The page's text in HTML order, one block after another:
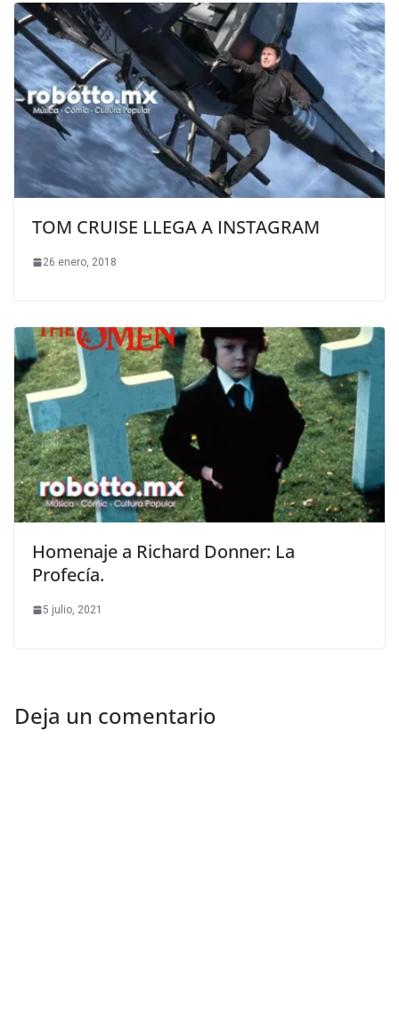
TOM CRUISE LLEGA A INSTAGRAM
26 enero, 2018
Homenaje a Richard Donner: La
Profecía.
5 julio, 2021
Deja un comentario